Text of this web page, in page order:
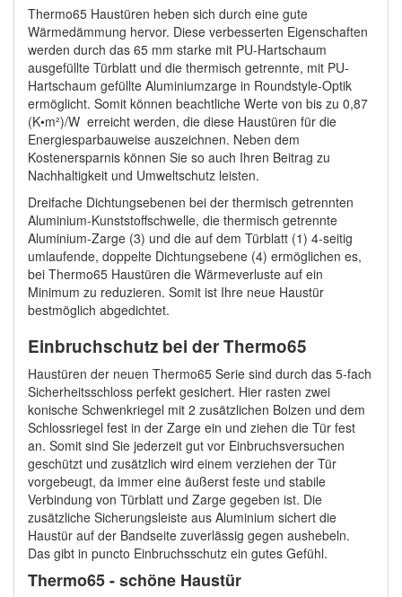
Thermo65 Haustüren heben sich durch eine gute
Wärmedämmung hervor. Diese verbesserten Eigenschaften
werden durch das 65 mm starke mit PU-Hartschaum
ausgefüllte Türblatt und die thermisch getrennte, mit PU-
Hartschaum gefüllte Aluminiumzarge in Roundstyle-Optik
ermöglicht. Somit können beachtliche Werte von bis zu 0,87
(K•m²)/W erreicht werden, die diese Haustüren für die
Energiesparbauweise auszeichnen. Neben dem
Kostenersparnis können Sie so auch Ihren Beitrag zu
Nachhaltigkeit und Umweltschutz leisten.
Dreifache Dichtungsebenen bei der thermisch getrennten
Aluminium-Kunststoffschwelle, die thermisch getrennte
Aluminium-Zarge (3) und die auf dem Türblatt (1) 4-seitig
umlaufende, doppelte Dichtungsebene (4) ermöglichen es,
bei Thermo65 Haustüren die Wärmeverluste auf ein
Minimum zu reduzieren. Somit ist Ihre neue Haustür
bestmöglich abgedichtet.
Einbruchschutz bei der Thermo65
Haustüren der neuen Thermo65 Serie sind durch das 5-fach
Sicherheitsschloss perfekt gesichert. Hier rasten zwei
konische Schwenkriegel mit 2 zusätzlichen Bolzen und dem
Schlossriegel fest in der Zarge ein und ziehen die Tür fest
an. Somit sind Sie jederzeit gut vor Einbruchsversuchen
geschützt und zusätzlich wird einem verziehen der Tür
vorgebeugt, da immer eine äußerst feste und stabile
Verbindung von Türblatt und Zarge gegeben ist. Die
zusätzliche Sicherungsleiste aus Aluminium sichert die
Haustür auf der Bandseite zuverlässig gegen aushebeln.
Das gibt in puncto Einbruchsschutz ein gutes Gefühl.
Thermo65 - schöne Haustür